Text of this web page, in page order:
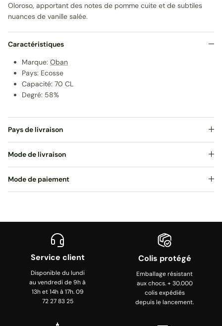
Oloroso, apportant des notes de pomme cuite et de subtiles
nuances de vanille salée.
Caractéristiques
Marque: Oban
Pays: Ecosse
Capacité: 70 CL
Degré: 58%
Pays de livraison
Mode de livraison
Mode de paiement
Service client
Disponible du lundi
au vendredi de 9h à
13h et 14h à 17h. 09
72 27 83 25
Colis protégé
Emballage résistant
aux chocs. + 30.000
colis expédiés
depuis le lancement.